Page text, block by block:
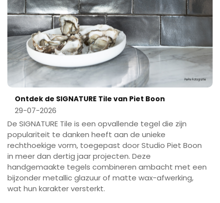
Ontdek de SIGNATURE Tile van Piet Boon
29-07-2026
De SIGNATURE Tile is een opvallende tegel die zijn
populariteit te danken heeft aan de unieke
rechthoekige vorm, toegepast door Studio Piet Boon
in meer dan dertig jaar projecten. Deze
handgemaakte tegels combineren ambacht met een
bijzonder metallic glazuur of matte wax-afwerking,
wat hun karakter versterkt.